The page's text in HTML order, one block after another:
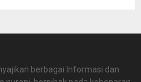
berbagai Informasi dan